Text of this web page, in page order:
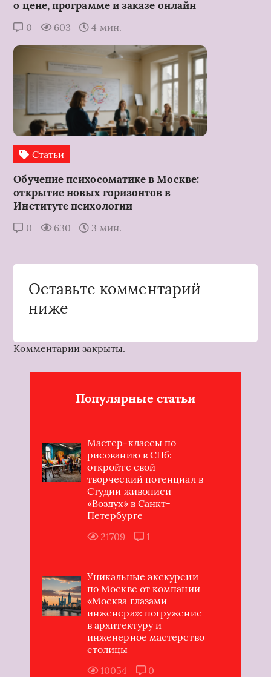
о цене, программе и заказе онлайн
0 603 4 мин.
Статьи
Обучение психосоматике в Москве:
открытие новых горизонтов в
Институте психологии
0 630 3 мин.
Оставьте комментарий
ниже
Комментарии закрыты.
Популярные статьи
Мастер-классы по
рисованию в СПб:
откройте свой
творческий потенциал в
Студии живописи
«Воздух» в Санкт-
Петербурге
21709
1
Уникальные экскурсии
по Москве от компании
«Москва глазами
инженера»: погружение
в архитектуру и
инженерное мастерство
столицы
10054
0